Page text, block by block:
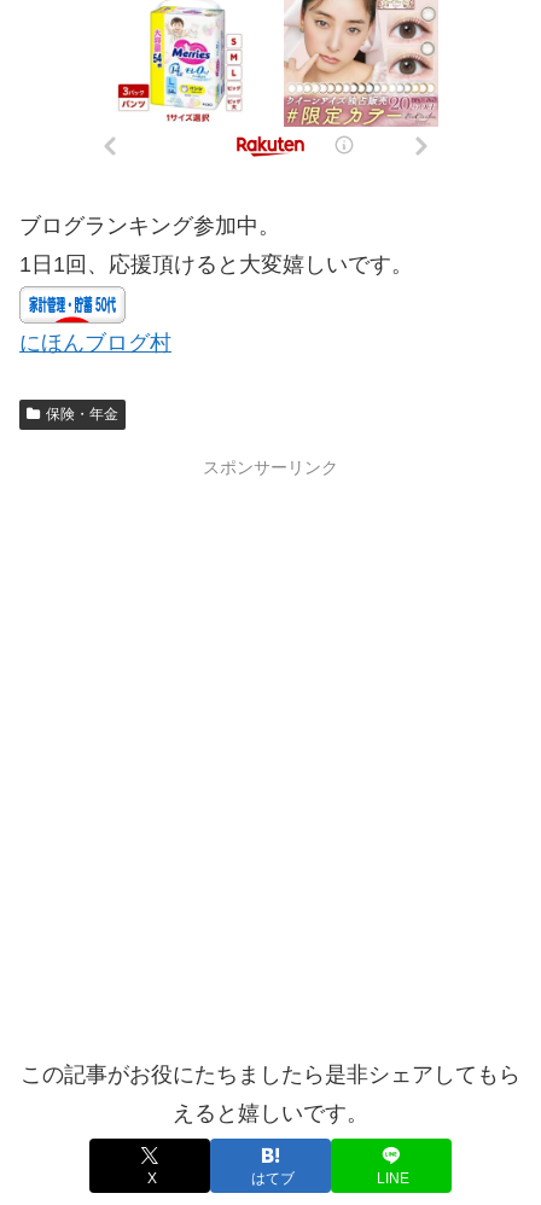
ブログランキング参加中。
1日1回、応援頂けると大変嬉しいです。
にほんブログ村
保険・年金
スポンサーリンク
この記事がお役にたちましたら是非シェアしてもら
えると嬉しいです。
X はてブ LINE